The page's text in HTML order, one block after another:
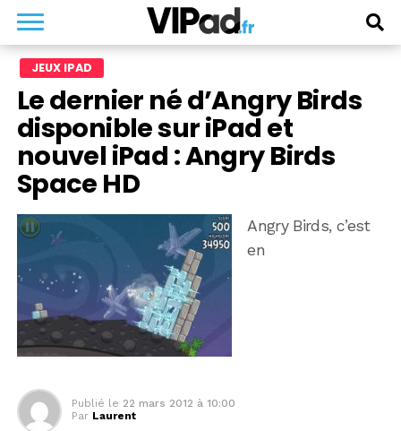
JEUX IPAD
Le dernier né d’Angry Birds
disponible sur iPad et
nouvel iPad : Angry Birds
Space HD
Angry Birds, c’est
en
Publié le 22 mars 2012 à 10:00
Par Laurent